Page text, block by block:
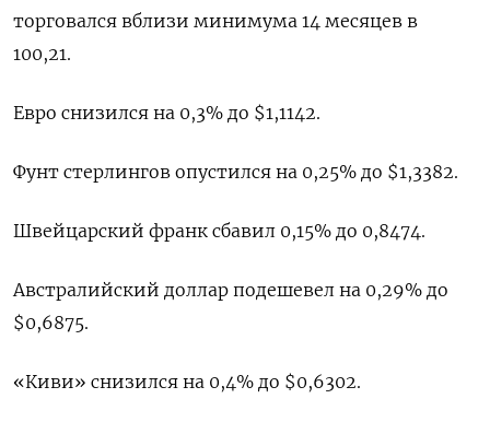
торговался вблизи минимума 14 месяцев в
100,21.
Евро снизился на 0,3% до $1,1142​.
Фунт стерлингов опустился на 0,25% до $1,3382​.
Швейцарский франк сбавил 0,15% до 0,8474​.
Австралийский доллар подешевел на 0,29% до
$0,6875​.
«Киви» снизился на 0,4% до $0,6302​.